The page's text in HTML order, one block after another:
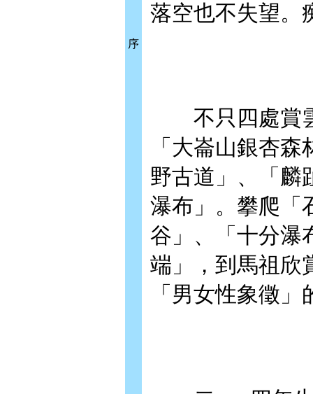
序
落空也不失望。
不只四處賞雲
「大崙山銀杏
野古道」、「麟
瀑布」。攀爬「
谷」、「十分瀑
端」，到馬祖欣
「男女性象徵